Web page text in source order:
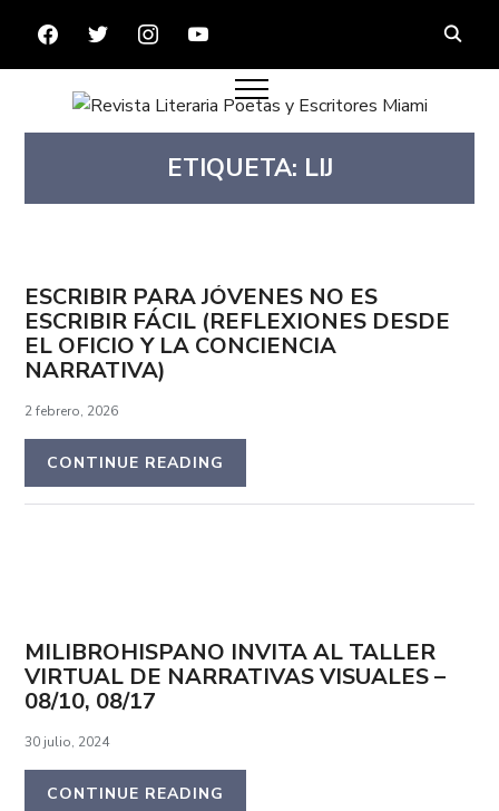
FACEBOOKTWITTERINSTAGRAMYOUTUBE
ETIQUETA: LIJ
ESCRIBIR PARA JÓVENES NO ES
ESCRIBIR FÁCIL (REFLEXIONES DESDE
EL OFICIO Y LA CONCIENCIA
NARRATIVA)
2 febrero, 2026
CONTINUE READING
MILIBROHISPANO INVITA AL TALLER
VIRTUAL DE NARRATIVAS VISUALES –
08/10, 08/17
30 julio, 2024
CONTINUE READING